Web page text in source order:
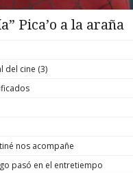
Pica’o a la araña
del cine (3)
nos acompañe
pasó en el entretiempo